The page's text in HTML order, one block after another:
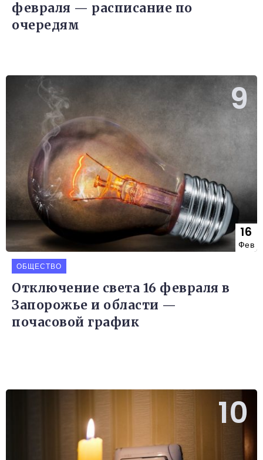
февраля — расписание по
очередям
16
Фев
ОБЩЕСТВО
Отключение света 16 февраля в
Запорожье и области —
почасовой график